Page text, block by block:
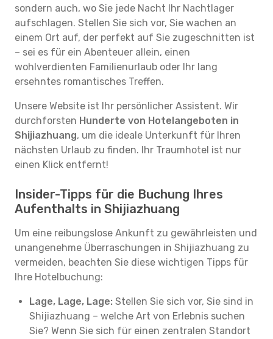
sondern auch, wo Sie jede Nacht Ihr Nachtlager
aufschlagen. Stellen Sie sich vor, Sie wachen an
einem Ort auf, der perfekt auf Sie zugeschnitten ist
– sei es für ein Abenteuer allein, einen
wohlverdienten Familienurlaub oder Ihr lang
ersehntes romantisches Treffen.
Unsere Website ist Ihr persönlicher Assistent. Wir
durchforsten Hunderte von Hotelangeboten in
Shijiazhuang, um die ideale Unterkunft für Ihren
nächsten Urlaub zu finden. Ihr Traumhotel ist nur
einen Klick entfernt!
Insider-Tipps für die Buchung Ihres
Aufenthalts in Shijiazhuang
Um eine reibungslose Ankunft zu gewährleisten und
unangenehme Überraschungen in Shijiazhuang zu
vermeiden, beachten Sie diese wichtigen Tipps für
Ihre Hotelbuchung:
Lage, Lage, Lage: Stellen Sie sich vor, Sie sind in
Shijiazhuang – welche Art von Erlebnis suchen
Sie? Wenn Sie sich für einen zentralen Standort